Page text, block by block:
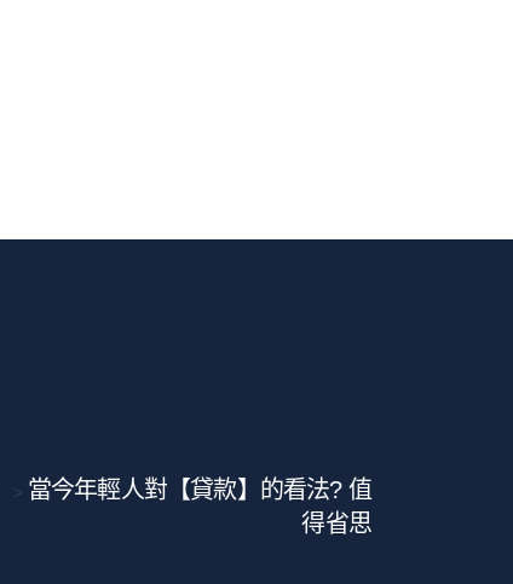
> 當今年輕人對【貸款】的看法? 值
得省思